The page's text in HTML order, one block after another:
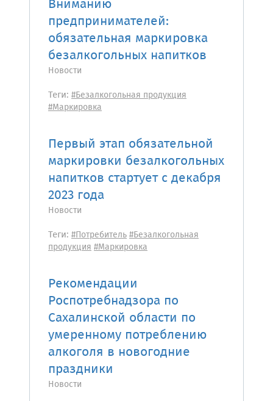
Вниманию
предпринимателей:
обязательная маркировка
безалкогольных напитков
Новости
Теги: #Безалкогольная продукция
#Маркировка
Первый этап обязательной
маркировки безалкогольных
напитков стартует с декабря
2023 года
Новости
Теги: #Потребитель#Безалкогольная
продукция#Маркировка
Рекомендации
Роспотребнадзора по
Сахалинской области по
умеренному потреблению
алкоголя в новогодние
праздники
Новости